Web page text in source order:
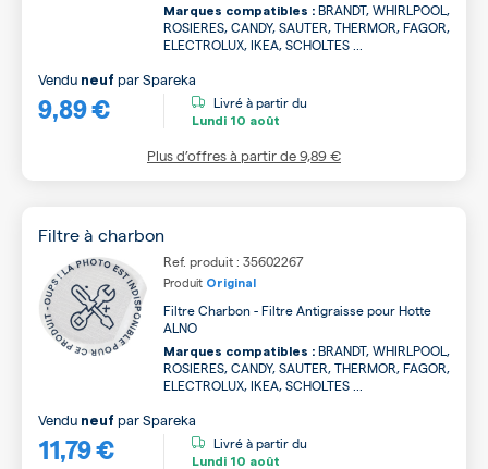
Marques compatibles : BRANDT, WHIRLPOOL,
ROSIERES, CANDY, SAUTER, THERMOR, FAGOR,
ELECTROLUX, IKEA, SCHOLTES ...
9,89 €
Vendu neuf parSpareka
Livré à partir du
Lundi 10 août
Plus d’offres à partir de9,89 €
Filtre à charbon
Ref. produit : 35602267
Produit Original
Filtre Charbon - Filtre Antigraisse pour Hotte
ALNO
Marques compatibles : BRANDT, WHIRLPOOL,
ROSIERES, CANDY, SAUTER, THERMOR, FAGOR,
ELECTROLUX, IKEA, SCHOLTES ...
11,79 €
Vendu neuf parSpareka
Livré à partir du
Lundi 10 août